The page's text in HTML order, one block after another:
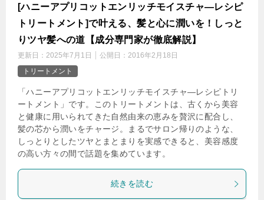
[ハニーアプリコットエンリッチモイスチャ―レシピ
トリートメント]で叶える、髪と心に潤いを！しっと
りツヤ髪への道【成分専門家が徹底解説】
更新日： 2025年7月1日 公開日： 2016年2月18日
トリートメント
「ハニーアプリコットエンリッチモイスチャ―レシピトリ
ートメント」です。このトリートメントは、古くから美容
と健康に用いられてきた自然由来の恵みを贅沢に配合し、
髪の芯から潤いをチャージ。まるでサロン帰りのような、
しっとりとしたツヤとまとまりを実感できると、美容感度
の高い方々の間で話題を集めています。
続きを読む